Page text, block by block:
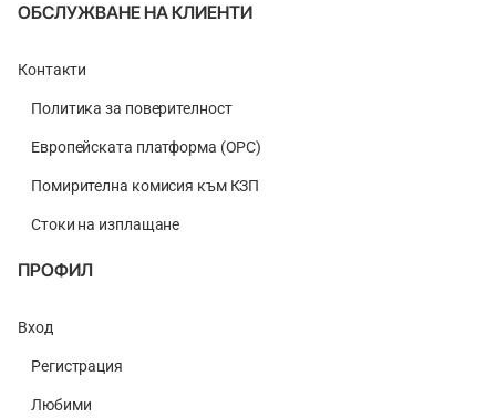
ОБСЛУЖВАНЕ НА КЛИЕНТИ
Контакти
Политика за поверителност
Европейската платформа (ОРС)
Помирителна комисия към КЗП
Стоки на изплащане
ПРОФИЛ
Вход
Регистрация
Любими